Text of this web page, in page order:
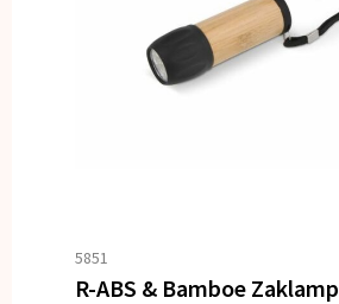
5851
R-ABS & Bamboe Zaklamp